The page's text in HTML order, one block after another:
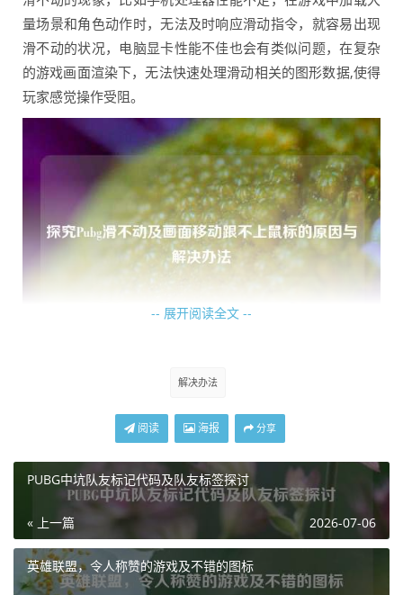
量场景和角色动作时，无法及时响应滑动指令，就容易出现
滑不动的状况，电脑显卡性能不佳也会有类似问题，在复杂
的游戏画面渲染下，无法快速处理滑动相关的图形数据,使得
玩家感觉操作受阻。
游戏设置也可能影响滑动操作，某些玩家可能不小心更改了
滑动屏幕时，角色或视角的移动幅度就会很小，看起来就像
恰当的瞄准辅助或其他与操作相关的辅助选项，可能会与正
常的滑动操作产生冲突,导致滑不动的情况出现。
网络问题也不容忽视，不稳定的网络连接会使游戏数据传输
不及时，当玩家滑动屏幕发出指令时，由于网络延迟，游戏
客户端不能及时接收到并执行，从而造成滑不动的假象，比
-- 展开阅读全文 --
解决办法
阅读 海报 分享
PUBG中坑队友标记代码及队友标签探讨
« 上一篇 2026-07-06
英雄联盟，令人称赞的游戏及不错的图标